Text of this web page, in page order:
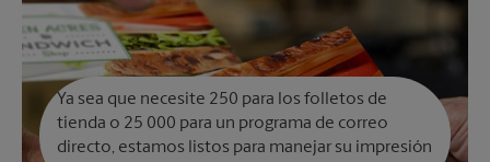
Ya sea que necesite 250 para los folletos de
tienda o 25 000 para un programa de correo
directo, estamos listos para manejar su impresión